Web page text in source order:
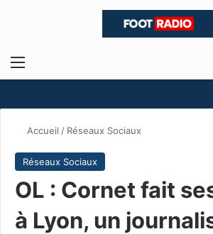
Menu
Accueil / Réseaux Sociaux
Réseaux Sociaux
OL : Cornet fait
à Lyon, un